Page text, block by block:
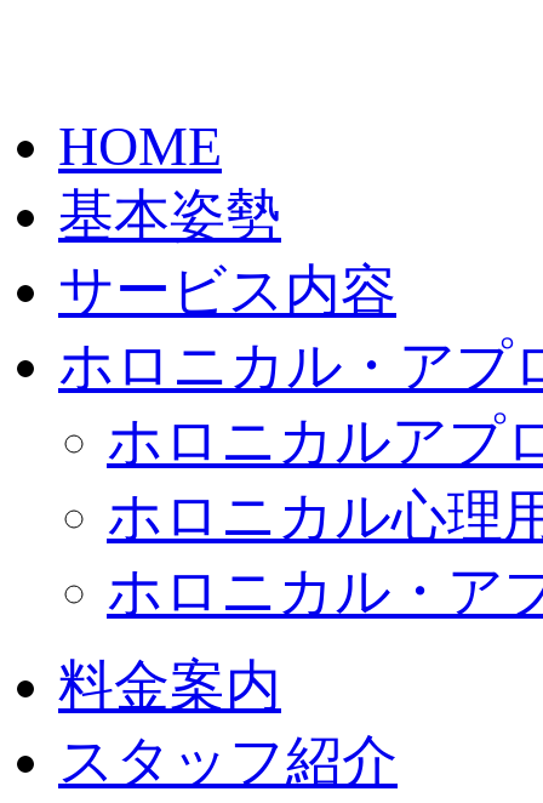
HOME
基本姿勢
サービス内容
ホロニカル・アプ
ホロニカルアプ
ホロニカル心理
ホロニカル・ア
料金案内
スタッフ紹介